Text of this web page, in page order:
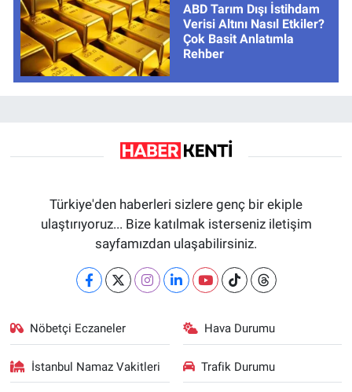
ABD Tarım Dışı İstihdam
Verisi Altını Nasıl Etkiler?
Çok Basit Anlatımla
Rehber
Türkiye'den haberleri sizlere genç bir ekiple
ulaştırıyoruz... Bize katılmak isterseniz iletişim
sayfamızdan ulaşabilirsiniz.
Nöbetçi Eczaneler Hava Durumu
İstanbul Namaz Vakitleri Trafik Durumu